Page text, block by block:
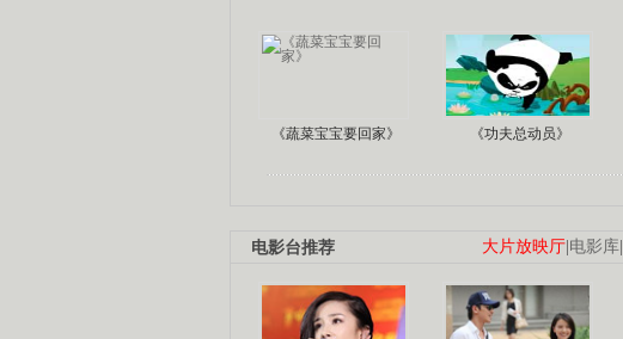
《蔬菜宝宝要回家》 《功夫总动员》
大片放映厅|电影库|
电影台推荐